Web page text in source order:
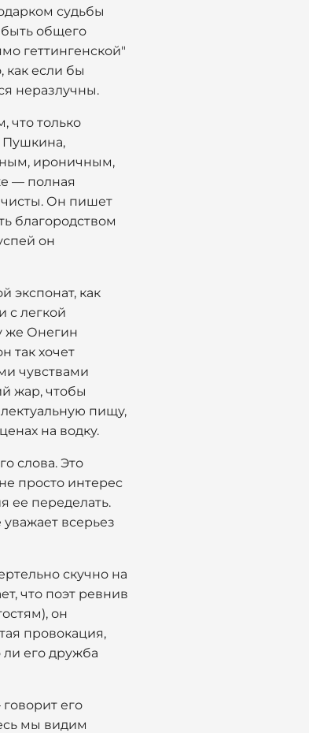
судьбы
быть общего
геттингенской"
если бы
неразлучны.
что только
Пушкина,
ироничным,
— полная
чисты. Он пишет
благородством
он
экспонат, как
с легкой
же Онегин
так хочет
чувствами
жар, чтобы
пищу,
на водку.
слова. Это
просто интерес
ее переделать.
всерьез
скучно на
что поэт ревнив
он
провокация,
ли его дружба
его
мы видим